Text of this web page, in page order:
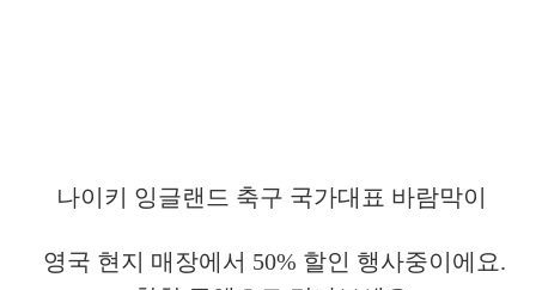
나이키 잉글랜드 축구 국가대표 바람막이
영국 현지 매장에서 50% 할인 행사중이에요.